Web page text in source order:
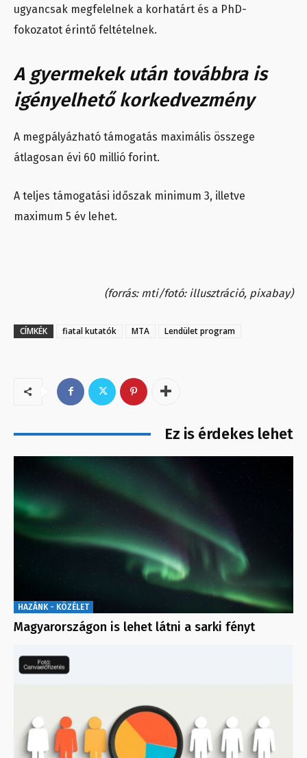
ugyancsak megfelelnek a korhatárt és a PhD-
fokozatot érintő feltételnek.
A gyermekek után továbbra is
igényelhető korkedvezmény
A megpályázható támogatás maximális összege
átlagosan évi 60 millió forint.
A teljes támogatási időszak minimum 3, illetve
maximum 5 év lehet.
(forrás: mti/fotó: illusztráció, pixabay)
CÍMKÉK fiatal kutatók MTA Lendület program
Ez is érdekes lehet
HAZÁNK - KÖZÉLET
Magyarországon is lehet látni a sarki fényt